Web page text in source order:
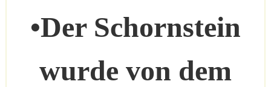
•Der Schornstein
wurde von dem